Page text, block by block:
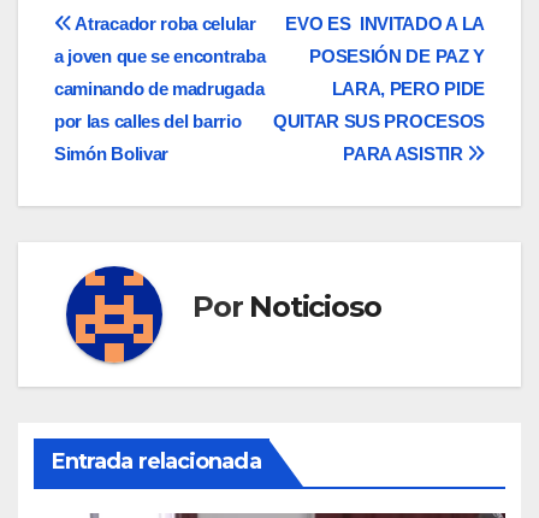
Navegación
de
entradas
EVO ES INVITADO A LA
POSESIÓN DE PAZ Y
LARA, PERO PIDE
QUITAR SUS PROCESOS
PARA ASISTIR
Atracador roba celular
a joven que se encontraba
caminando de madrugada
por las calles del barrio
Simón Bolivar
Por Noticioso
Entrada relacionada